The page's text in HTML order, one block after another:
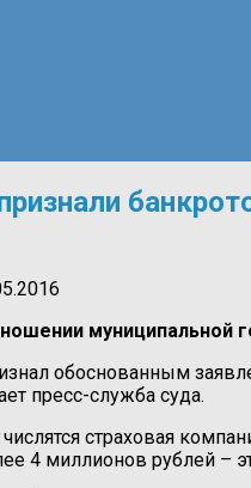
муниципальной
обоснованным
пресс-служба суда.
страховая
4 миллионов рублей –